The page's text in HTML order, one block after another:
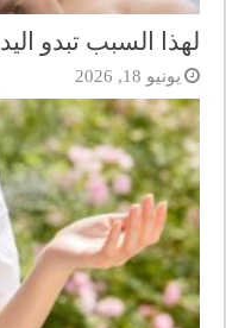
لهذا السبب تبدو
يونيو 18, 2026